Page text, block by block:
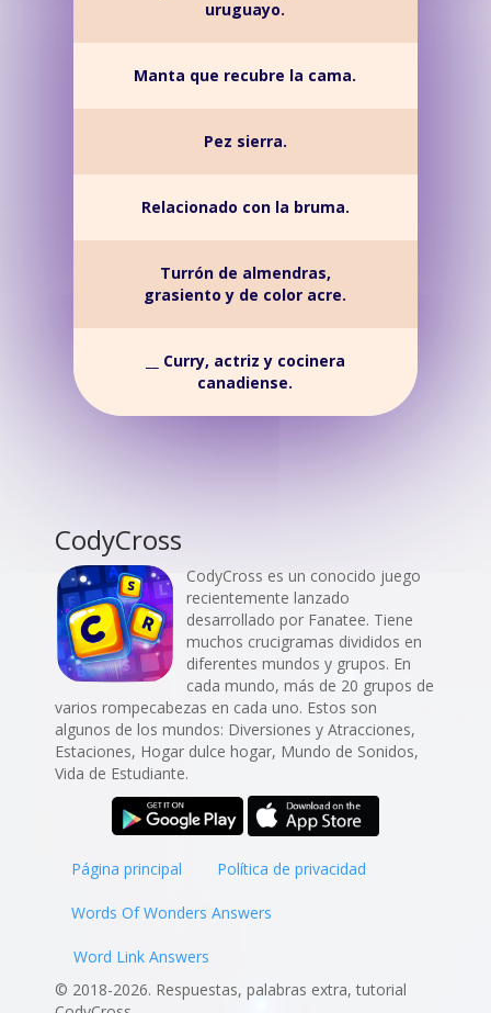
uruguayo.
Manta que recubre la cama.
Pez sierra.
Relacionado con la bruma.
Turrón de almendras,
grasiento y de color acre.
__ Curry, actriz y cocinera
canadiense.
CodyCross
CodyCross es un conocido juego
recientemente lanzado
desarrollado por Fanatee. Tiene
muchos crucigramas divididos en
diferentes mundos y grupos. En
cada mundo, más de 20 grupos de
varios rompecabezas en cada uno. Estos son
algunos de los mundos: Diversiones y Atracciones,
Estaciones, Hogar dulce hogar, Mundo de Sonidos,
Vida de Estudiante.
Página principal Política de privacidad
Words Of Wonders Answers
Word Link Answers
© 2018-2026. Respuestas, palabras extra, tutorial